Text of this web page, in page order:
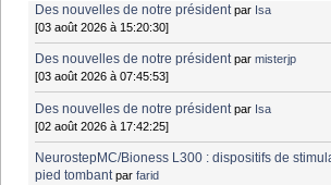
Des nouvelles de notre président par Isa
[03 août 2026 à 15:20:30]
Des nouvelles de notre président parmisterjp
[03 août 2026 à 07:45:53]
Des nouvelles de notre président par Isa
[02 août 2026 à 17:42:25]
NeurostepMC/Bioness L300 : dispositifs de
pied tombant parfarid